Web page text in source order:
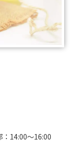
14:00～16:00